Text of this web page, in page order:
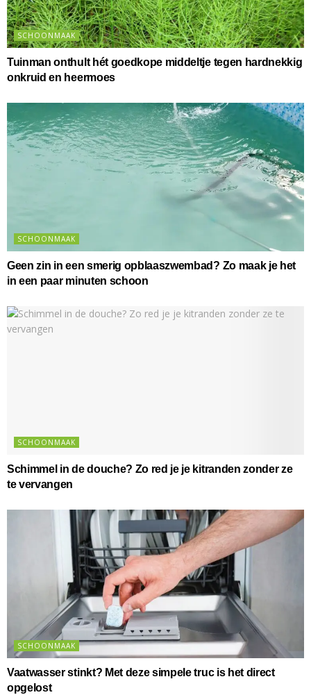
SCHOONMAAK
Tuinman onthult hét goedkope middeltje tegen hardnekkig
onkruid en heermoes
SCHOONMAAK
Geen zin in een smerig opblaaszwembad? Zo maak je het
in een paar minuten schoon
SCHOONMAAK
Schimmel in de douche? Zo red je je kitranden zonder ze
te vervangen
SCHOONMAAK
Vaatwasser stinkt? Met deze simpele truc is het direct
opgelost